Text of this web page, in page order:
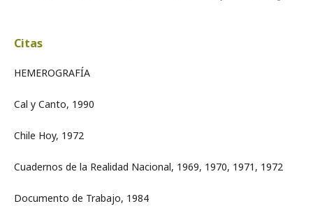
Citas
HEMEROGRAFÍA
Cal y Canto, 1990
Chile Hoy, 1972
Cuadernos de la Realidad Nacional, 1969, 1970, 1971, 1972
Documento de Trabajo, 1984